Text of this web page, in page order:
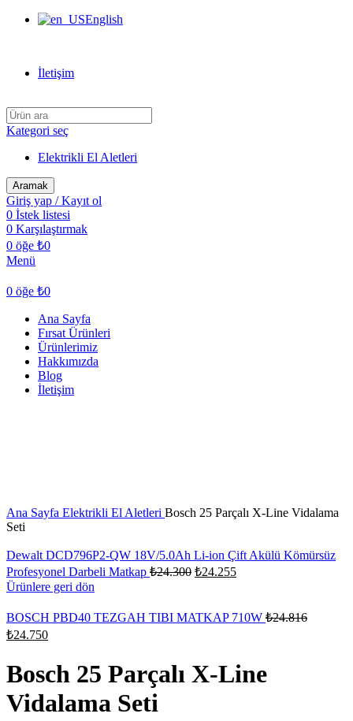
English
İletişim
Kategori seç
Elektrikli El Aletleri
Aramak
Giriş yap / Kayıt ol
0 İstek listesi
0 Karşılaştırmak
0 öğe ₺0
Menü
0 öğe ₺0
Ana Sayfa
Fırsat Ürünleri
Ürünlerimiz
Hakkımızda
Blog
İletişim
Ana Sayfa Elektrikli El Aletleri Bosch 25 Parçalı X-Line Vidalama
Seti
Dewalt DCD796P2-QW 18V/5.0Ah Li-ion Çift Akülü Kömürsüz
Profesyonel Darbeli Matkap ₺24.300 ₺24.255
Ürünlere geri dön
BOSCH PBD40 TEZGAH TIBI MATKAP 710W ₺24.816
₺24.750
Bosch 25 Parçalı X-Line
Vidalama Seti